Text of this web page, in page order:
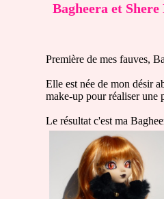
Bagheera et
Première de mes fauves,
Elle est née de mon désir
make-up pour réaliser une
Le résultat c'est ma